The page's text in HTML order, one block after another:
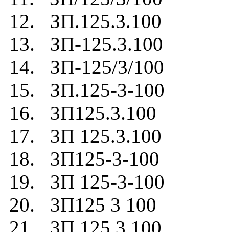
12. ЗП.125.3.100
13. ЗП-125.3.100
14. ЗП-125/3/100
15. ЗП.125-3-100
16. 3П125.3.100
17. 3П 125.3.100
18. 3П125-3-100
19. 3П 125-3-100
20. 3П125 3 100